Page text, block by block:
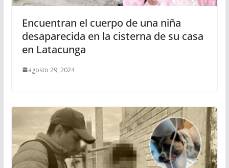
Encuentran el cuerpo de una niña
desaparecida en la cisterna de su casa
en Latacunga
agosto 29, 2024